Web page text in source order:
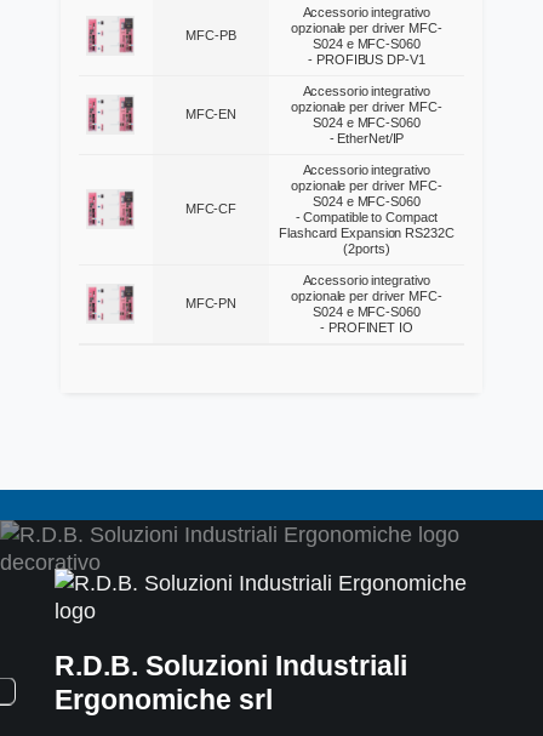
MFC-PB
Accessorio integrativo
opzionale per driver MFC-
S024 e MFC-S060
- PROFIBUS DP-V1
MFC-EN
Accessorio integrativo
opzionale per driver MFC-
S024 e MFC-S060
- EtherNet/IP
MFC-CF
Accessorio integrativo
opzionale per driver MFC-
S024 e MFC-S060
- Compatible to Compact
Flashcard Expansion RS232C
(2ports)
MFC-PN
Accessorio integrativo
opzionale per driver MFC-
S024 e MFC-S060
- PROFINET IO
R.D.B. Soluzioni Industriali
Ergonomiche srl